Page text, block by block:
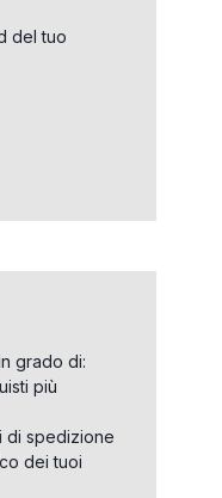
del tuo
grado di:
più
di spedizione
dei tuoi